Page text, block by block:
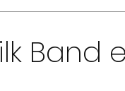
Band